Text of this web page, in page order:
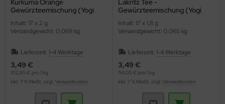
Kurkuma Orange
Gewürzteemischung (Yogi
Inhalt: 17 x 2 g
Versandgewicht: 0,069 kg
Lieferzeit: 1-4 Werktage
3,49 €
102,65 € pro 1 kg
inkl. 7 % MwSt. zzgl. Versandkosten
Lakritz Tee -
Gewürzteemischung (Yogi
Inhalt: 17 x 1,8 g
Versandgewicht: 0,065 kg
Lieferzeit: 1-4 Werktage
3,49 €
114,05 € pro 1 kg
inkl. 7 % MwSt. zzgl. Versandkosten